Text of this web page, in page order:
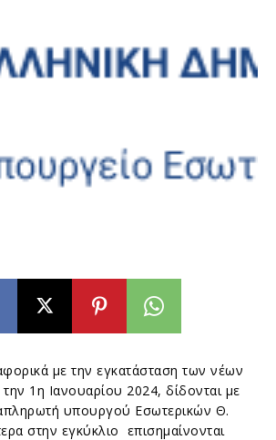
με την εγκατάσταση των νέων
1η Ιανουαρίου 2024, δίδονται με
υπουργού Εσωτερικών Θ.
στην εγκύκλιο επισημαίνονται